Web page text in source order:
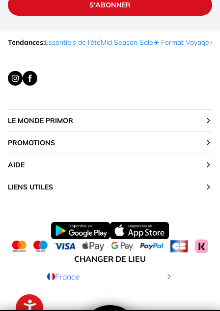
S'ABONNER
Tendances:Essentiels de l’étéMid Season Sale✈️ Format Voyage☀️
LE MONDE PRIMOR
PROMOTIONS
AIDE
LIENS UTILES
CHANGER DE LIEU
France